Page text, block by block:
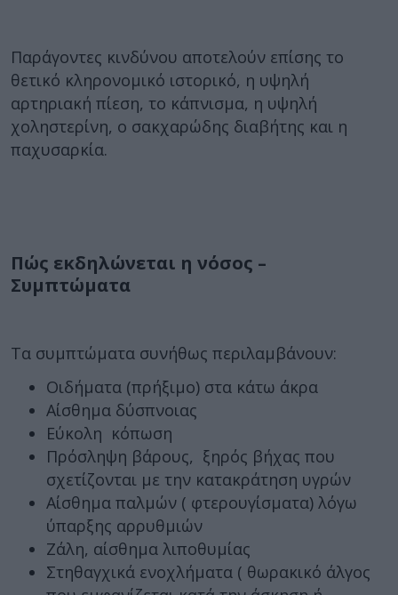
Παράγοντες κινδύνου αποτελούν επίσης το
θετικό κληρονομικό ιστορικό, η υψηλή
αρτηριακή πίεση, το κάπνισμα, η υψηλή
χοληστερίνη, ο σακχαρώδης διαβήτης και η
παχυσαρκία.
Πώς εκδηλώνεται η νόσος –
Συμπτώματα
Tα συμπτώματα συνήθως περιλαμβάνουν:
Oιδήματα (πρήξιμο) στα κάτω άκρα
Αίσθημα δύσπνοιας
Εύκολη κόπωση
Πρόσληψη βάρους, ξηρός βήχας που
σχετίζονται με την κατακράτηση υγρών
Αίσθημα παλμών ( φτερουγίσματα) λόγω
ύπαρξης αρρυθμιών
Ζάλη, αίσθημα λιποθυμίας
Στηθαγχικά ενοχλήματα ( θωρακικό άλγος